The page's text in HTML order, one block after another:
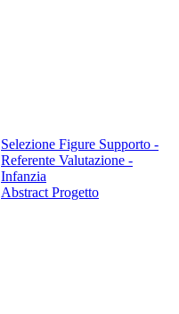
Selezione Figure Supporto -
Referente Valutazione -
Infanzia
Abstract Progetto